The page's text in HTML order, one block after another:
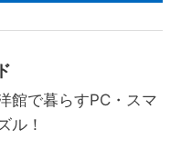
館で暮らすPC・スマ
ル！